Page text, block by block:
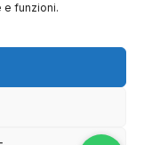
e funzioni.